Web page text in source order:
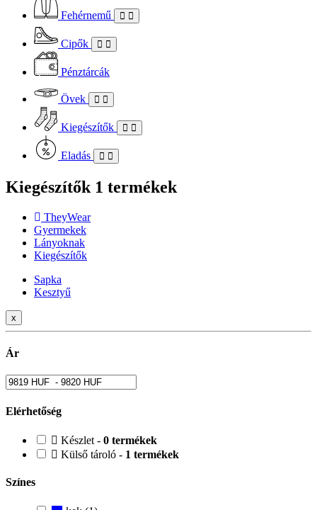
Fehérnemű
Cipők
Pénztárcák
Övek
Kiegészítők
Eladás
Kiegészítők 1 termékek
TheyWear
Gyermekek
Lányoknak
Kiegészítők
Sapka
Kesztyű
x
Ár
Elérhetőség
Készlet - 0 termékek
Külső tároló - 1 termékek
Színes